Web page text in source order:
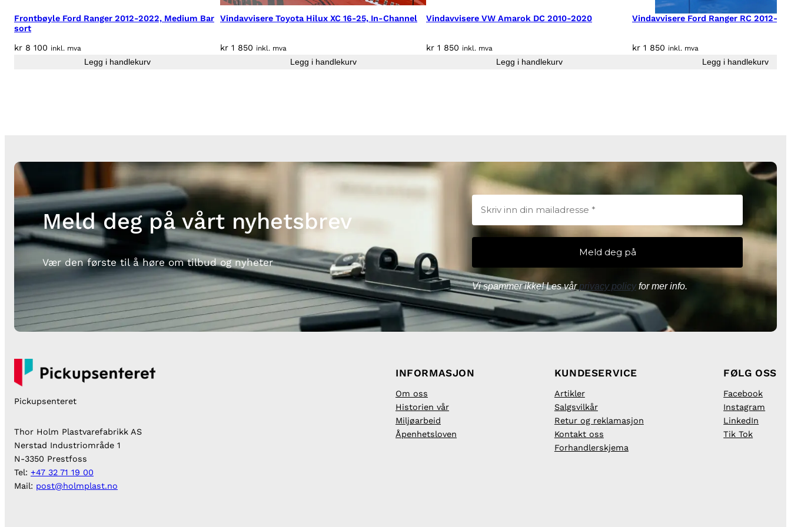
Frontbøyle Ford Ranger 2012-2022, Medium Bar
sort
kr 8 100 inkl. mva
Legg i handlekurv
Vindavvisere Toyota Hilux XC 16-25, In-Channel
kr 1 850 inkl. mva
Legg i handlekurv
Vindavvisere VW Amarok DC 2010-2020
kr 1 850 inkl. mva
Legg i handlekurv
Vindavvisere Ford Ranger RC 2012-
kr 1 850 inkl. mva
Legg i handlekurv
Meld deg på vårt nyhetsbrev
Vær den første til å høre om tilbud og nyheter
Vi spammer ikke! Les vårprivacy policyfor mer info.
Pickupsenteret
Thor Holm Plastvarefabrikk AS
Nerstad Industriområde 1
N-3350 Prestfoss
Tel: +47 32 71 19 00
Mail: post@holmplast.no
INFORMASJON
Om oss
Historien vår
Miljøarbeid
Åpenhetsloven
KUNDESERVICE
Artikler
Salgsvilkår
Retur og reklamasjon
Kontakt oss
Forhandlerskjema
FØLG OSS
Facebook
Instagram
LinkedIn
Tik Tok